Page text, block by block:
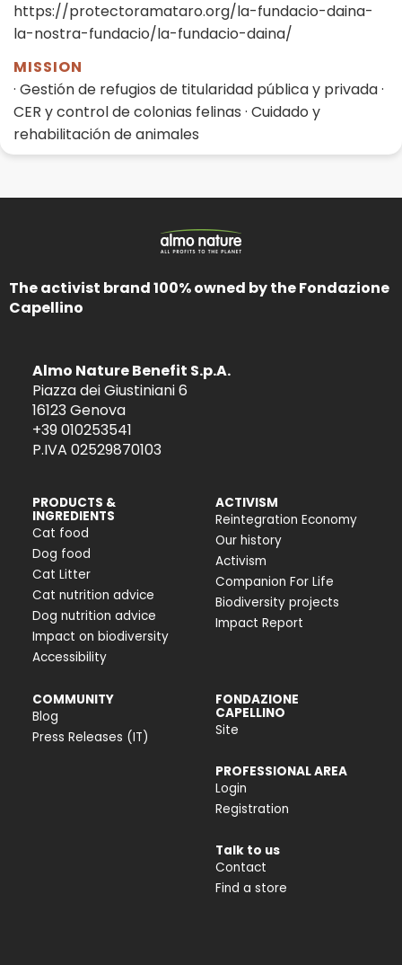
https://protectoramataro.org/la-fundacio-daina-
la-nostra-fundacio/la-fundacio-daina/
MISSION
· Gestión de refugios de titularidad pública y privada ·
CER y control de colonias felinas · Cuidado y
rehabilitación de animales
The activist brand 100% owned by the Fondazione
Capellino
Almo Nature Benefit S.p.A.
Piazza dei Giustiniani 6
16123 Genova
+39 010253541
P.IVA 02529870103
PRODUCTS &
INGREDIENTS
Cat food
Dog food
Cat Litter
Cat nutrition advice
Dog nutrition advice
Impact on biodiversity
Accessibility
ACTIVISM
Reintegration Economy
Our history
Activism
Companion For Life
Biodiversity projects
Impact Report
COMMUNITY
Blog
Press Releases (IT)
FONDAZIONE
CAPELLINO
Site
PROFESSIONAL AREA
Login
Registration
Talk to us
Contact
Find a store